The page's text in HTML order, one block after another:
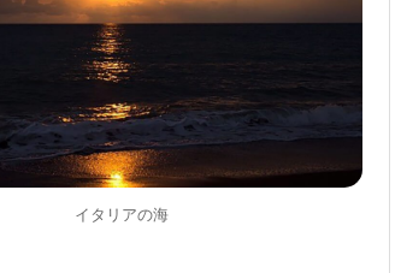
イタリアの海